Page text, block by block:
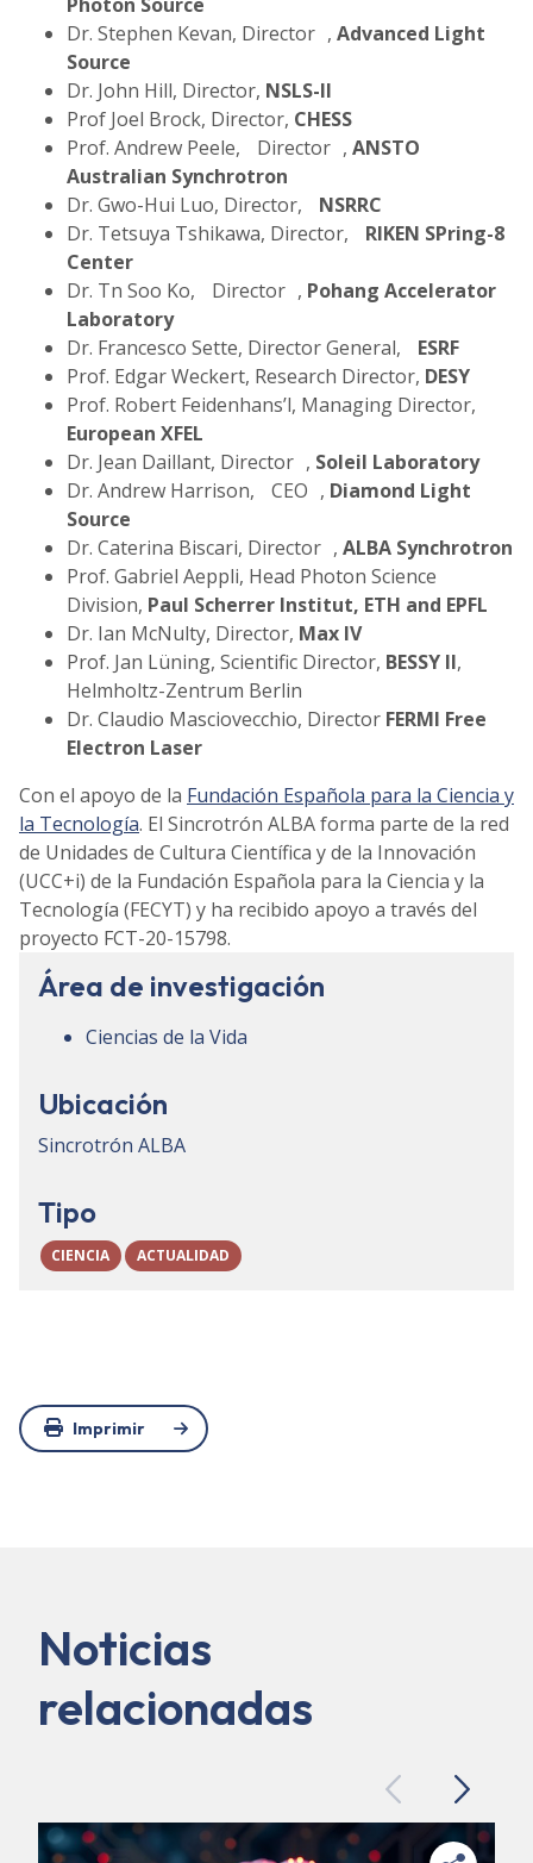
Dr. Stephen Kevan, Director , Advanced Light
Source
Dr. John Hill, Director, NSLS-II
Prof Joel Brock, Director, CHESS
Prof. Andrew Peele, Director , ANSTO
Australian Synchrotron
Dr. Gwo-Hui Luo, Director,
NSRRC
Dr. Tetsuya Tshikawa, Director, RIKEN SPring-8
Center
Dr. Tn Soo Ko, Director , Pohang Accelerator
Laboratory
Dr. Francesco Sette, Director General,
ESRF
Prof. Edgar Weckert, Research Director, DESY
Prof. Robert Feidenhans’l, Managing Director,
European XFEL
Dr. Jean Daillant, Director , Soleil Laboratory
Dr. Andrew Harrison, CEO , Diamond Light
Source
Dr. Caterina Biscari, Director , ALBA Synchrotron
Prof. Gabriel Aeppli, Head Photon Science
Division, Paul Scherrer Institut, ETH and EPFL
Dr. Ian McNulty, Director, Max IV
Prof. Jan Lüning, Scientific Director, BESSY II,
Helmholtz-Zentrum Berlin
Dr. Claudio Masciovecchio, Director FERMI Free
Electron Laser
Con el apoyo de la Fundación Española para la Ciencia y
la Tecnología. El Sincrotrón ALBA forma parte de la red
de Unidades de Cultura Científica y de la Innovación
(UCC+i) de la Fundación Española para la Ciencia y la
Tecnología (FECYT) y ha recibido apoyo a través del
proyecto FCT-20-15798.
Área de investigación
Ciencias de la Vida
Ubicación
Sincrotrón ALBA
Tipo
CIENCIA ACTUALIDAD
Imprimir
Noticias
relacionadas
PreviousNext